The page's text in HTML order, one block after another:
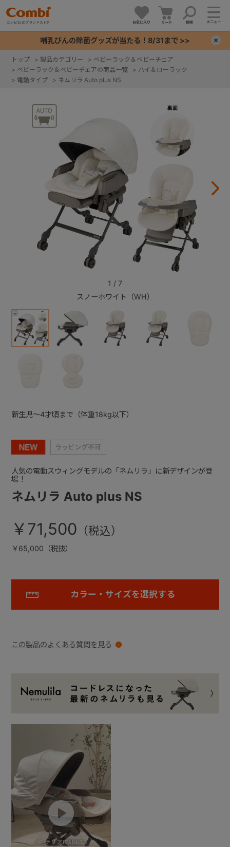
お気に入り カート 検索 メニュー
哺乳びんの除菌グッズが当たる！8/31まで >>
トップ > 製品カテゴリー > ベビーラック＆ベビーチェア
> ベビーラック＆ベビーチェアの商品一覧 > ハイ＆ローラック
> 電動タイプ > ネムリラ Auto plus NS
スノーホワイト（WH）
1 / 7
ネムリラ Auto plus NS
人気の電動スウィングモデルの「ネムリラ」に新デザインが登
場！
￥71,500
￥65,000（税抜）
カラー・サイズを選択する
この製品のよくある質問を見る
新生児～4才頃まで（体重18kg以下）